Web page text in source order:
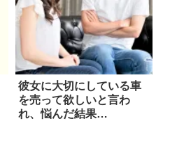
彼女に大切にしている車
を売って欲しいと言わ
れ、悩んだ結果…